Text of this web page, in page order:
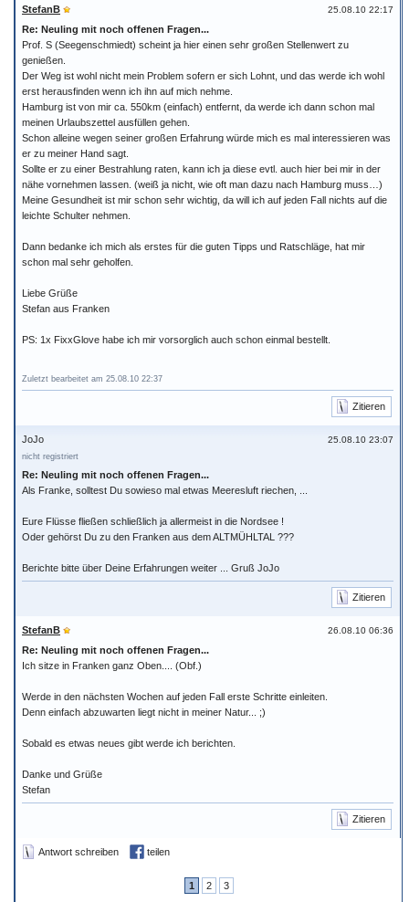
25.08.10 22:17
StefanB
Re: Neuling mit noch offenen Fragen...
Prof. S (Seegenschmiedt) scheint ja hier einen sehr großen Stellenwert zu
genießen.
Der Weg ist wohl nicht mein Problem sofern er sich Lohnt, und das werde ich wohl
erst herausfinden wenn ich ihn auf mich nehme.
Hamburg ist von mir ca. 550km (einfach) entfernt, da werde ich dann schon mal
meinen Urlaubszettel ausfüllen gehen.
Schon alleine wegen seiner großen Erfahrung würde mich es mal interessieren was
er zu meiner Hand sagt.
Sollte er zu einer Bestrahlung raten, kann ich ja diese evtl. auch hier bei mir in der
nähe vornehmen lassen. (weiß ja nicht, wie oft man dazu nach Hamburg muss…)
Meine Gesundheit ist mir schon sehr wichtig, da will ich auf jeden Fall nichts auf die
leichte Schulter nehmen.
Dann bedanke ich mich als erstes für die guten Tipps und Ratschläge, hat mir
schon mal sehr geholfen.
Liebe Grüße
Stefan aus Franken
PS: 1x FixxGlove habe ich mir vorsorglich auch schon einmal bestellt.
Zuletzt bearbeitet am 25.08.10 22:37
Zitieren
25.08.10 23:07
JoJo
nicht registriert
Re: Neuling mit noch offenen Fragen...
Als Franke, solltest Du sowieso mal etwas Meeresluft riechen, ...
Eure Flüsse fließen schließlich ja allermeist in die Nordsee !
Oder gehörst Du zu den Franken aus dem ALTMÜHLTAL ???
Berichte bitte über Deine Erfahrungen weiter ... Gruß JoJo
Zitieren
26.08.10 06:36
StefanB
Re: Neuling mit noch offenen Fragen...
Ich sitze in Franken ganz Oben.... (Obf.)
Werde in den nächsten Wochen auf jeden Fall erste Schritte einleiten.
Denn einfach abzuwarten liegt nicht in meiner Natur... ;)
Sobald es etwas neues gibt werde ich berichten.
Danke und Grüße
Stefan
Zitieren
Antwort schreiben teilen
1 2 3